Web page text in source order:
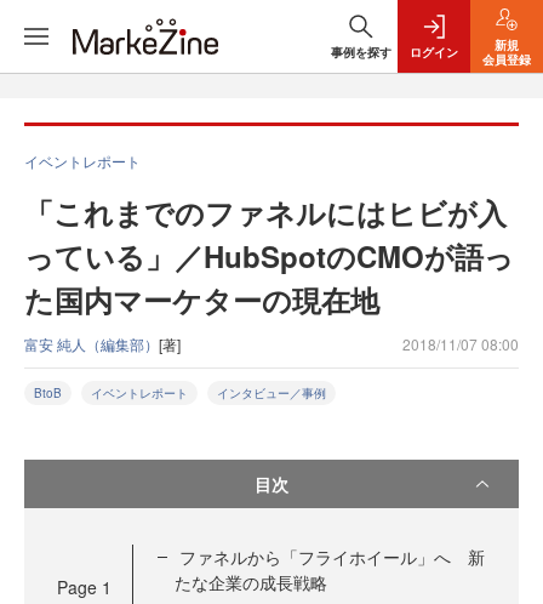
事例を探す ログイン
新規
会員登録
イベントレポート
「これまでのファネルにはヒビが入
っている」／HubSpotのCMOが語っ
た国内マーケターの現在地
富安 純人（編集部） [著] 2018/11/07 08:00
BtoB イベントレポート インタビュー／事例
目次
Page 1
ファネルから「フライホイール」へ 新
たな企業の成長戦略